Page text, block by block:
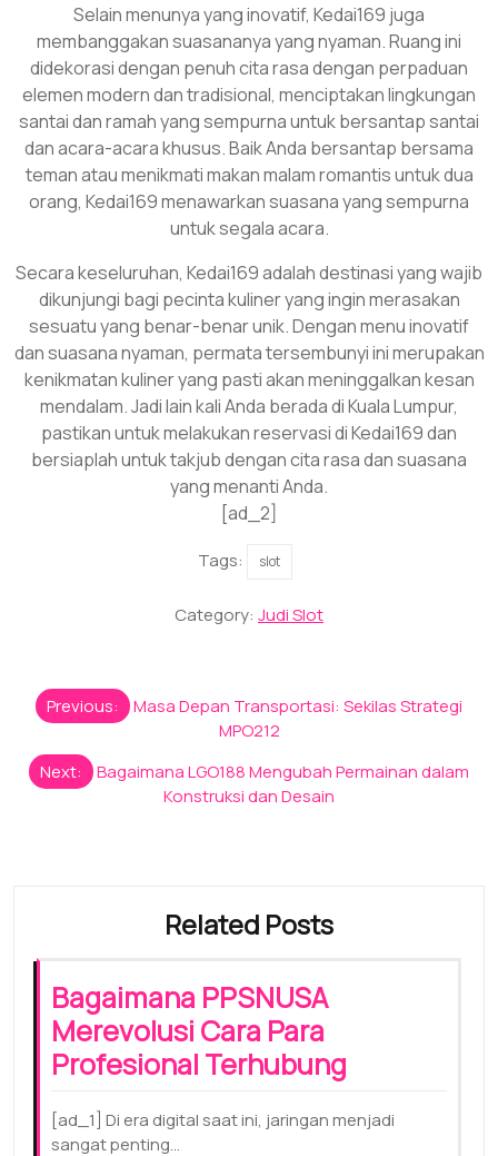
Selain menunya yang inovatif, Kedai169 juga
membanggakan suasananya yang nyaman. Ruang ini
didekorasi dengan penuh cita rasa dengan perpaduan
elemen modern dan tradisional, menciptakan lingkungan
santai dan ramah yang sempurna untuk bersantap santai
dan acara-acara khusus. Baik Anda bersantap bersama
teman atau menikmati makan malam romantis untuk dua
orang, Kedai169 menawarkan suasana yang sempurna
untuk segala acara.
Secara keseluruhan, Kedai169 adalah destinasi yang wajib
dikunjungi bagi pecinta kuliner yang ingin merasakan
sesuatu yang benar-benar unik. Dengan menu inovatif
dan suasana nyaman, permata tersembunyi ini merupakan
kenikmatan kuliner yang pasti akan meninggalkan kesan
mendalam. Jadi lain kali Anda berada di Kuala Lumpur,
pastikan untuk melakukan reservasi di Kedai169 dan
bersiaplah untuk takjub dengan cita rasa dan suasana
yang menanti Anda.
[ad_2]
Tags: slot
Category: Judi Slot
Post
navigation
Previous:
Masa Depan Transportasi: Sekilas Strategi
MPO212
Next:
Bagaimana LGO188 Mengubah Permainan dalam
Konstruksi dan Desain
Related Posts
Bagaimana PPSNUSA
Merevolusi Cara Para
Profesional Terhubung
[ad_1] Di era digital saat ini, jaringan menjadi
sangat penting…